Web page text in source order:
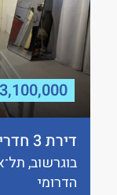
דירת 3 חדרים ברח’ בוגרשוב
בוגרשוב,
הדרומי